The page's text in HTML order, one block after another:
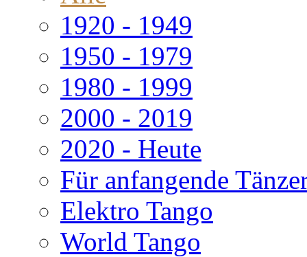
1920 - 1949
1950 - 1979
1980 - 1999
2000 - 2019
2020 - Heute
Für anfangende
Elektro Tango
World Tango